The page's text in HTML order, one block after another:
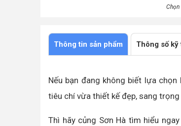
Chọn
Thông tin sản phẩm Thông số kỹ
Nếu bạn đang không biết lựa
tiêu chí vừa thiết kế đẹp, sang
Thì hãy củng Sơn Hà tìm hiểu ngay